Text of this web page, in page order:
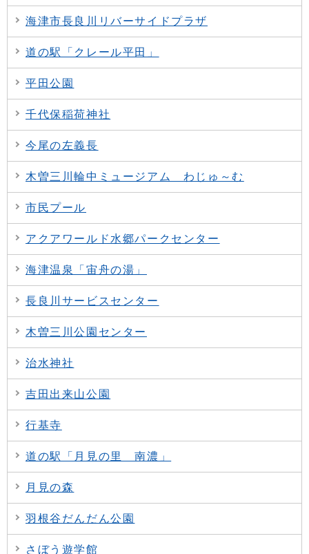
海津市長良川リバーサイドプラザ
道の駅「クレール平田」
平田公園
千代保稲荷神社
今尾の左義長
木曽三川輪中ミュージアム わじゅ～む
市民プール
アクアワールド水郷パークセンター
海津温泉「宙舟の湯」
長良川サービスセンター
木曽三川公園センター
治水神社
吉田出来山公園
行基寺
道の駅「月見の里 南濃」
月見の森
羽根谷だんだん公園
さぼう遊学館